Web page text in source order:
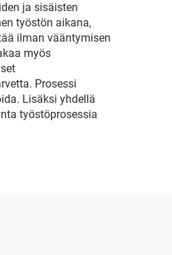
ja sisäisten
työstön aikana,
ilman vääntymisen
myös
Prosessi
Lisäksi yhdellä
työstöprosessia